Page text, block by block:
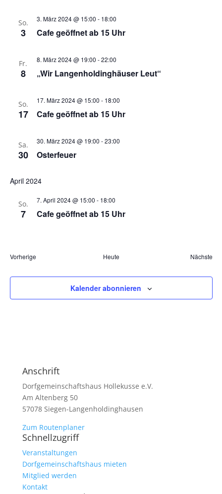
So.
3 Cafe geöffnet ab 15 Uhr
3. März 2024 @ 15:00 - 18:00
Fr.
8 „Wir Langenholdinghäuser Leut“
8. März 2024 @ 19:00 -22:00
So.
17 Cafe geöffnet ab 15 Uhr
17. März 2024 @ 15:00 - 18:00
Sa.
30 Osterfeuer
30. März 2024 @ 19:00 -23:00
April 2024
So.
7 Cafe geöffnet ab 15 Uhr
7. April 2024 @ 15:00 - 18:00
VorherigeVeranstaltungen Heute Nächste
Kalender abonnieren
Anschrift
Dorfgemeinschaftshaus Hollekusse e.V.
Am Altenberg 50
57078 Siegen-Langenholdinghausen
Zum Routenplaner
Schnellzugriff
Veranstaltungen
Dorfgemeinschaftshaus mieten
Mitglied werden
Kontakt